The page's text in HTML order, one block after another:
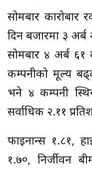
सोमबार
दिन बजारमा ३
सोमबार ४ अर्ब ६१
कम्पनीको मूल्य
भने ४ कम्पनी
सर्वाधिक २.११
फाइनान्स १.८१,
१.७०, निर्जीवन